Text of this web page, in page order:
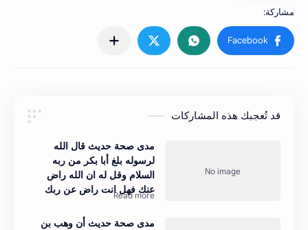
قد تُعجبك هذه المشاركات
مدى صحة حديث قال الله
لرسوله بلغ أبا بكر من ربه
السلام وقل له ان الله راض
عنك فهل انت راض عن ربك
مدى صحة حديث أن وهب بن